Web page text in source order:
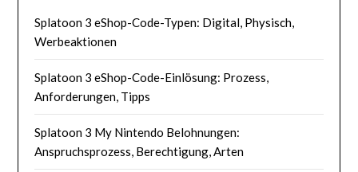
Splatoon 3 eShop-Code-Typen: Digital, Physisch,
Werbeaktionen
Splatoon 3 eShop-Code-Einlösung: Prozess,
Anforderungen, Tipps
Splatoon 3 My Nintendo Belohnungen:
Anspruchsprozess, Berechtigung, Arten